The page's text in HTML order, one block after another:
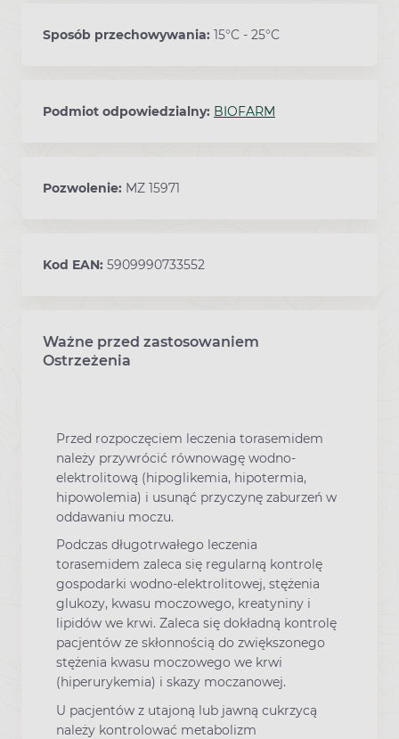
Sposób przechowywania: 15°C - 25°C
Podmiot odpowiedzialny: BIOFARM
Pozwolenie: MZ 15971
Kod EAN: 5909990733552
Ważne przed zastosowaniem
Ostrzeżenia
Przed rozpoczęciem leczenia torasemidem
należy przywrócić równowagę wodno-
elektrolitową (hipoglikemia, hipotermia,
hipowolemia) i usunąć przyczynę zaburzeń w
oddawaniu moczu.
Podczas długotrwałego leczenia
torasemidem zaleca się regularną kontrolę
gospodarki wodno-elektrolitowej, stężenia
glukozy, kwasu moczowego, kreatyniny i
lipidów we krwi. Zaleca się dokładną kontrolę
pacjentów ze skłonnością do zwiększonego
stężenia kwasu moczowego we krwi
(hiperurykemia) i skazy moczanowej.
U pacjentów z utajoną lub jawną cukrzycą
należy kontrolować metabolizm